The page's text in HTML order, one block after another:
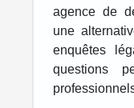
agence de
une
enquêtes
questions